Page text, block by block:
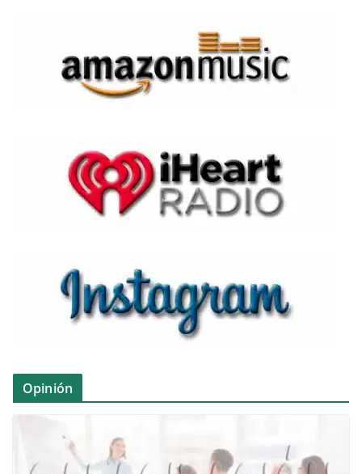
Opinión